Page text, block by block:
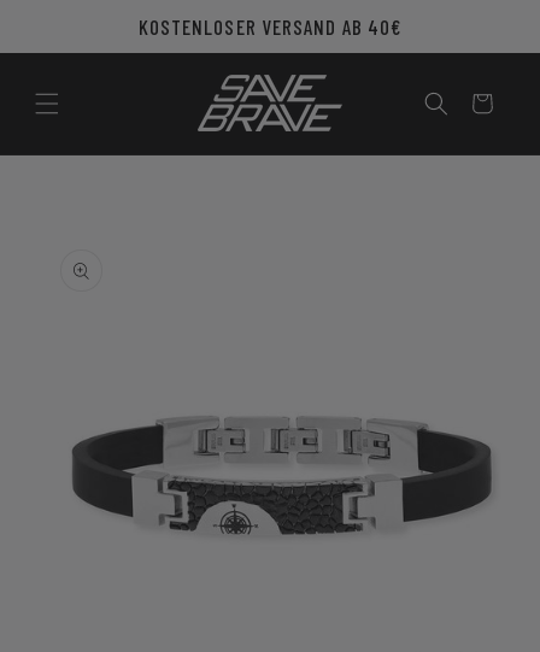
Inhalt
KOSTENLOSER VERSAND AB 40€
Warenkorb